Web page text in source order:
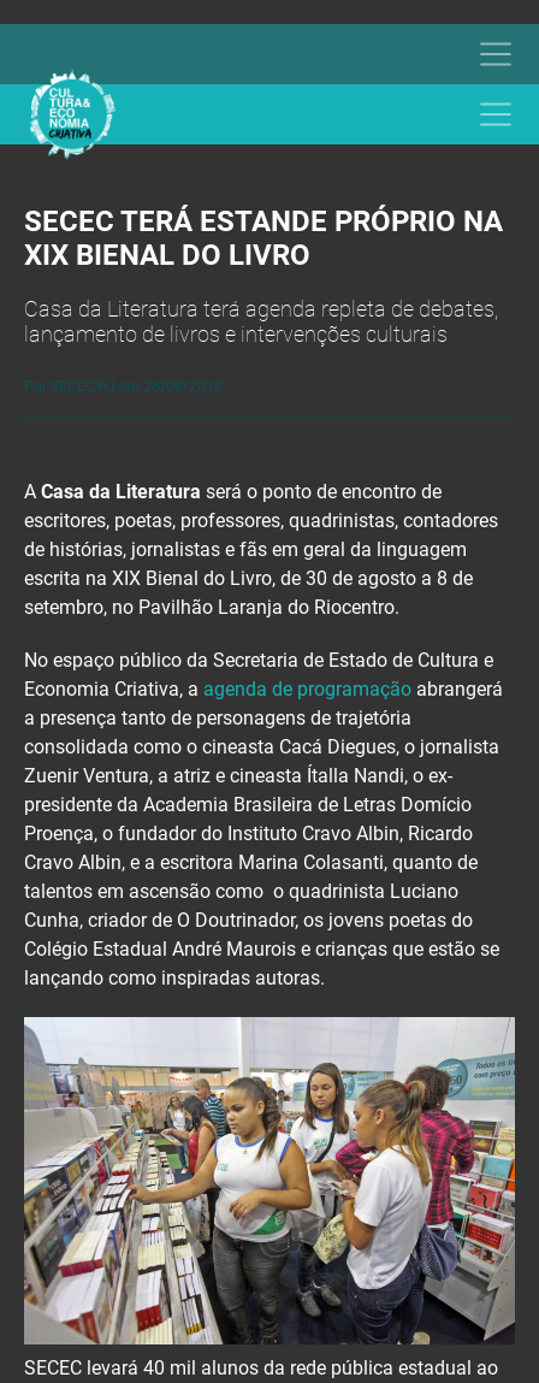
SECEC TERÁ ESTANDE PRÓPRIO NA
XIX BIENAL DO LIVRO
Casa da Literatura terá agenda repleta de debates,
lançamento de livros e intervenções culturais
Por SECEC-RJ em 26/08/2019
A Casa da Literatura será o ponto de encontro de
escritores, poetas, professores, quadrinistas, contadores
de histórias, jornalistas e fãs em geral da linguagem
escrita na XIX Bienal do Livro, de 30 de agosto a 8 de
setembro, no Pavilhão Laranja do Riocentro.
No espaço público da Secretaria de Estado de Cultura e
Economia Criativa, a agenda de programação abrangerá
a presença tanto de personagens de trajetória
consolidada como o cineasta Cacá Diegues, o jornalista
Zuenir Ventura, a atriz e cineasta Ítalla Nandi, o ex-
presidente da Academia Brasileira de Letras Domício
Proença, o fundador do Instituto Cravo Albin, Ricardo
Cravo Albin, e a escritora Marina Colasanti, quanto de
talentos em ascensão como o quadrinista Luciano
Cunha, criador de O Doutrinador, os jovens poetas do
Colégio Estadual André Maurois e crianças que estão se
lançando como inspiradas autoras.
SECEC levará 40 mil alunos da rede pública estadual ao